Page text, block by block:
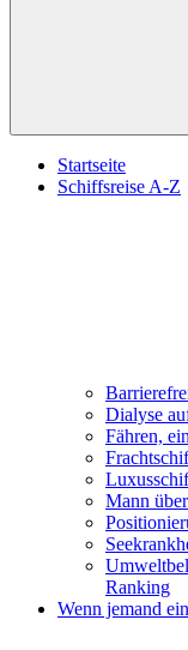
Startseite
Schiffsreise A-Z
Dialyse
Fähren,
Mann
Ranking
Wenn jemand